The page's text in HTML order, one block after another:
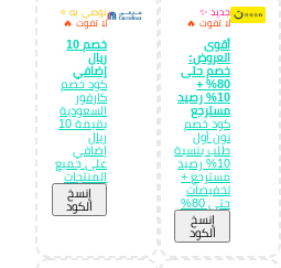
جديد ✨
لا تفوت 🔥
أقوى
العروض:
خصم حتى
80% +
10% رصيد
مسترجع
كود خصم
نون أول
طلب بنسبة
10% رصيد
مسترجع +
تخفيضات
حتى 80%
إِنسخ
الكود
نوصي به ⭐
لا تفوت 🔥
خصم 10
ريال
إضافي
كود خصم
كارفور
السعودية
بقيمة 10
ريال
إضافي
على جميع
المنتجات
إِنسخ
الكود